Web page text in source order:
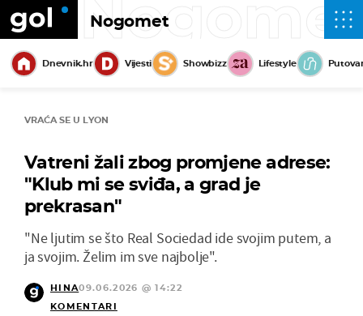
Nogomet
Dnevnik.hr Vijesti Showbizz Lifestyle
VRAĆA SE U LYON
Vatreni žali zbog promjene adrese:
"Klub mi se sviđa, a grad je
prekrasan"
"Ne ljutim se što Real Sociedad ide svojim putem, a
ja svojim. Želim im sve najbolje".
HINA09.06.2026 @ 14:22
KOMENTARI